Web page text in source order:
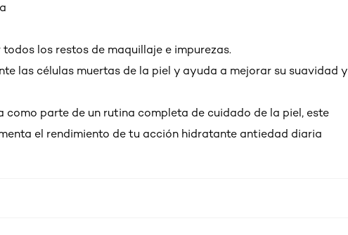
los restos de maquillaje e impurezas.
las células muertas de la piel y ayuda a mejorar su suavidad y
como parte de un rutina completa de cuidado de la piel, este
el rendimiento de tu acción hidratante antiedad diaria